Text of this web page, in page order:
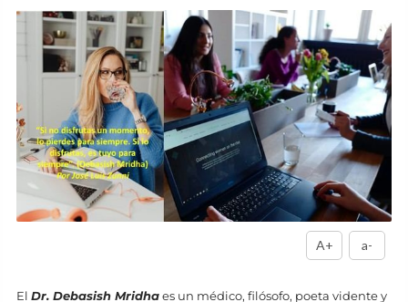
A+ a-
El Dr. Debasish Mridhaes un médico, filósofo, poeta vidente y